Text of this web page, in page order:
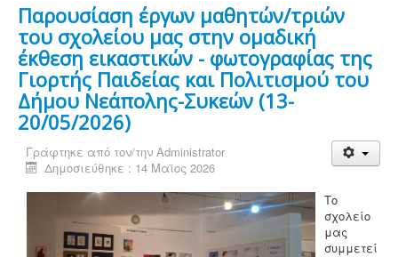
Παρουσίαση έργων μαθητών/τριών
του σχολείου μας στην ομαδική
έκθεση εικαστικών - φωτογραφίας της
Γιορτής Παιδείας και Πολιτισμού του
Δήμου Νεάπολης-Συκεών (13-
20/05/2026)
Γράφτηκε από τον/την Administrator
Δημοσιεύθηκε : 14 Μαϊος 2026
Το
σχολείο
μας
συμμετεί